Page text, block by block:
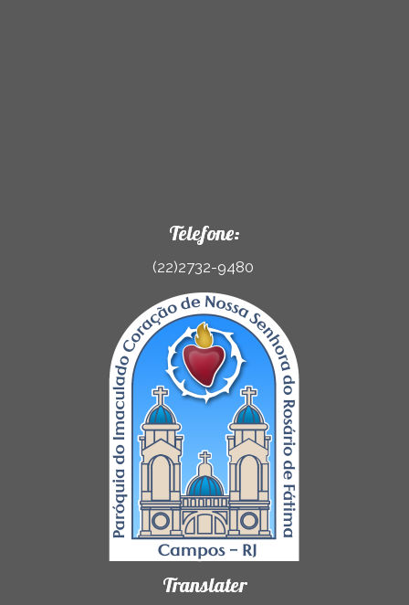
Telefone:
(22)2732-9480
Translater